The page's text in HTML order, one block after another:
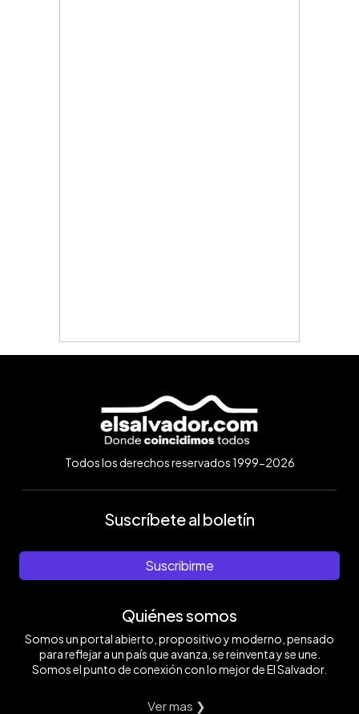
Todos los derechos reservados 1999-2026
Suscríbete al boletín
Suscribirme
Quiénes somos
Somos un portal abierto, propositivo y moderno, pensado
para reflejar a un país que avanza, se reinventa y se une.
Somos el punto de conexión con lo mejor de El Salvador.
Ver mas ❯